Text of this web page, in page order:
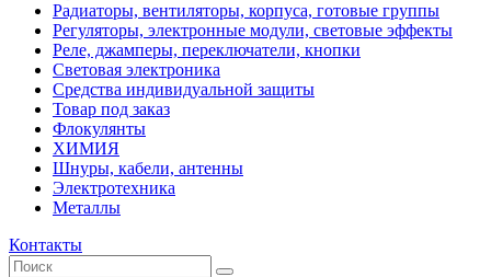
Радиаторы, вентиляторы, корпуса, готовые группы
Регуляторы, электронные модули, световые эффекты
Реле, джамперы, переключатели, кнопки
Световая электроника
Средства индивидуальной защиты
Товар под заказ
Флокулянты
ХИМИЯ
Шнуры, кабели, антенны
Электротехника
Металлы
Контакты